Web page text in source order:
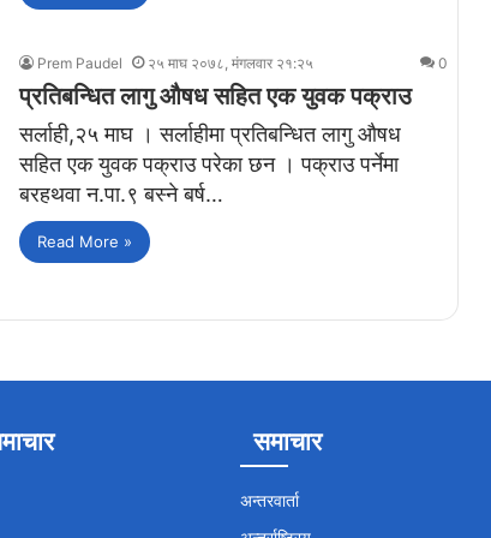
Prem Paudel २५ माघ २०७८, मंगलवार २१:२५ 0
प्रतिबन्धित लागु औषध सहित एक युवक पक्राउ
सर्लाही,२५ माघ । सर्लाहीमा प्रतिबन्धित लागु औषध
सहित एक युवक पक्राउ परेका छन । पक्राउ पर्नेमा
बरहथवा न.पा.९ बस्ने बर्ष…
Read More »
समाचार
अन्तरवार्ता